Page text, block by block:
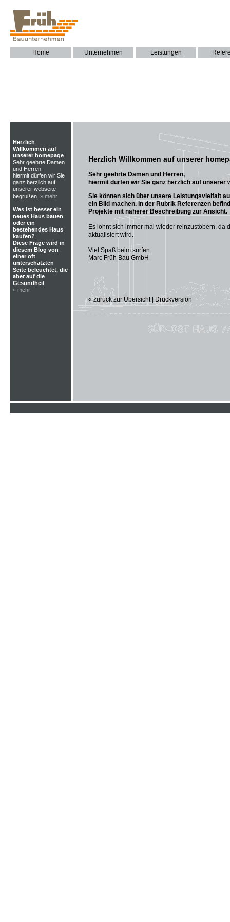
Home Unternehmen Leistungen
Herzlich
Willkommen auf
unserer homepage
Sehr geehrte Damen
und Herren,
hiermit dürfen wir Sie
ganz herzlich auf
unserer webseite
begrüßen. » mehr
Was ist besser ein
neues Haus bauen
oder ein
bestehendes Haus
kaufen?
Diese Frage wird in
diesem Blog von
einer oft
unterschätzten
Seite beleuchtet, die
aber auf die
Gesundheit
» mehr
Herzlich Willkommen auf unserer
Sehr geehrte Damen und Herren,
hiermit dürfen wir Sie ganz herzlich auf unserer
Sie können sich über unsere Leistungsvielfalt
ein Bild machen. In der Rubrik Referenzen
Projekte mit näherer Beschreibung zur Ansicht.
Es lohnt sich immer mal wieder reinzustöbern, da
aktualisiert wird.
Viel Spaß beim surfen
Marc Früh Bau GmbH
« zurück zur Übersicht| Druckversion